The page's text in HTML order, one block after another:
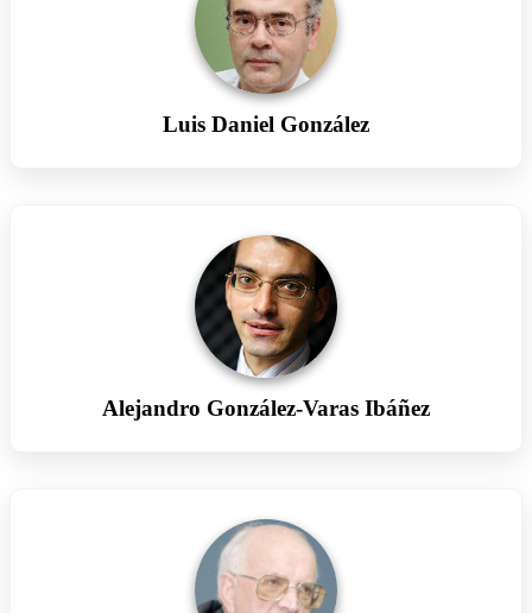
Luis Daniel González
Alejandro González-Varas Ibáñez